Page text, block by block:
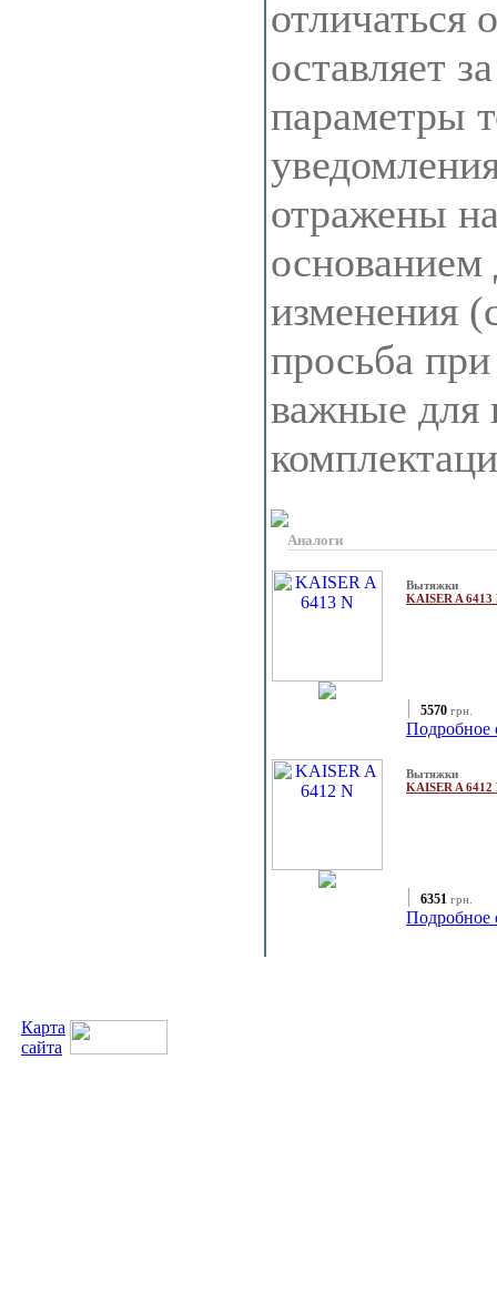
отличаться
оставляет
параметры
отражены
основанием
изменения
просьба
важные для
Аналоги
Вытяжки
KAISER A
5570 грн.
Подробное
Вытяжки
KAISER A
6351 грн.
Подробное
Карта
сайта